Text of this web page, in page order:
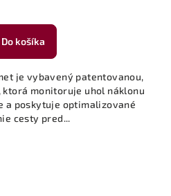
Do košíka
je vybavený patentovanou,
monitoruje uhol náklonu
a poskytuje optimalizované
cesty pred...